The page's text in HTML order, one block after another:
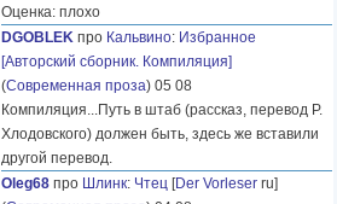
Оценка: плохо
DGOBLEK про Кальвино: Избранное
[Авторский сборник. Компиляция]
(Современная проза) 05 08
Компиляция...Путь в штаб (рассказ, перевод Р.
Хлодовского) должен быть, здесь же вставили
другой перевод.
Oleg68 про Шлинк: Чтец [Der Vorleser ru]